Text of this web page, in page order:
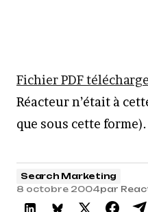
Fichier PDF
Réacteur n’était à
que sous cette forme).
Search Marketing
8 octobre 2004par